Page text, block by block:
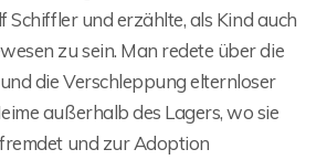
Schiffler und erzählte, als Kind auch
zu sein. Man redete über die
die Verschleppung elternloser
außerhalb des Lagers, wo sie
und zur Adoption